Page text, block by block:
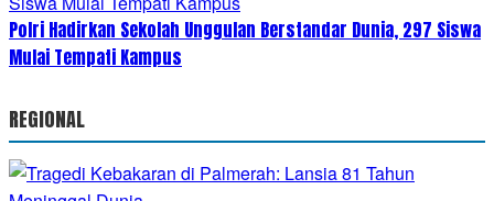
Polri Hadirkan Sekolah Unggulan Berstandar Dunia, 297 Siswa
Mulai Tempati Kampus
REGIONAL